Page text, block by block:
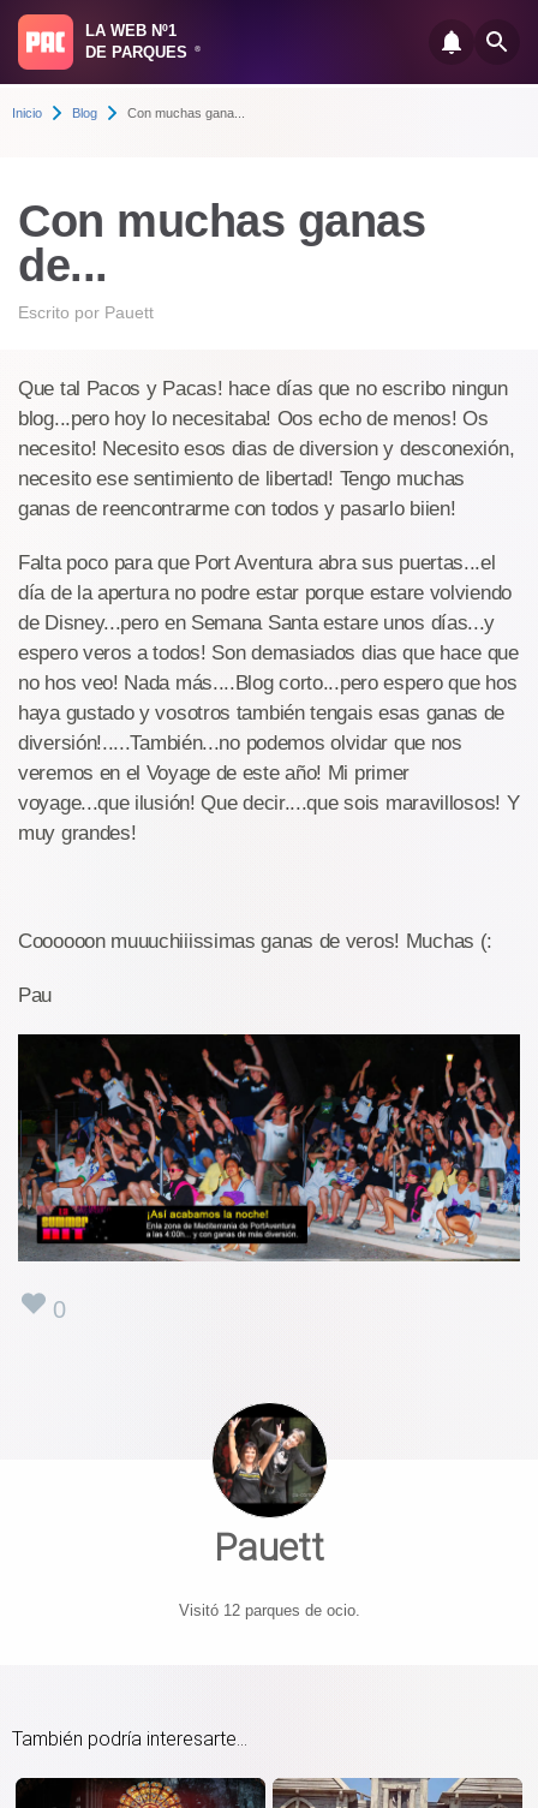
LA WEB Nº1
DE PARQUES
®
Inicio Blog Con muchas gana...
Con muchas ganas
de...
Escrito por Pauett
Que tal Pacos y Pacas! hace días que no escribo ningun
blog...pero hoy lo necesitaba! Oos echo de menos! Os
necesito! Necesito esos dias de diversion y desconexión,
necesito ese sentimiento de libertad! Tengo muchas
ganas de reencontrarme con todos y pasarlo biien!
Falta poco para que Port Aventura abra sus puertas...el
día de la apertura no podre estar porque estare volviendo
de Disney...pero en Semana Santa estare unos días...y
espero veros a todos! Son demasiados dias que hace que
no hos veo! Nada más....Blog corto...pero espero que hos
haya gustado y vosotros también tengais esas ganas de
diversión!.....También...no podemos olvidar que nos
veremos en el Voyage de este año! Mi primer
voyage...que ilusión! Que decir....que sois maravillosos! Y
muy grandes!
Coooooon muuuchiiissimas ganas de veros! Muchas (:
Pau
0
Pauett
Visitó 12 parques de ocio.
También podría interesarte...